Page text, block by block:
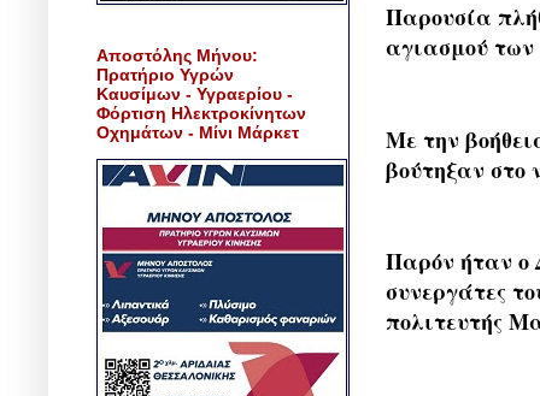
Παρουσία
αγιασμού
Με την
βούτηξαν στο
Παρόν ήταν ο
συνεργάτες
πολιτευτής
Αποστόλης Μήνου:
Πρατήριο Υγρών
Καυσίμων - Υγραερίου -
Φόρτιση Ηλεκτροκίνητων
Οχημάτων - Μίνι Μάρκετ